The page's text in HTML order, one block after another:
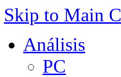
Skip to Main
Análisis
PC